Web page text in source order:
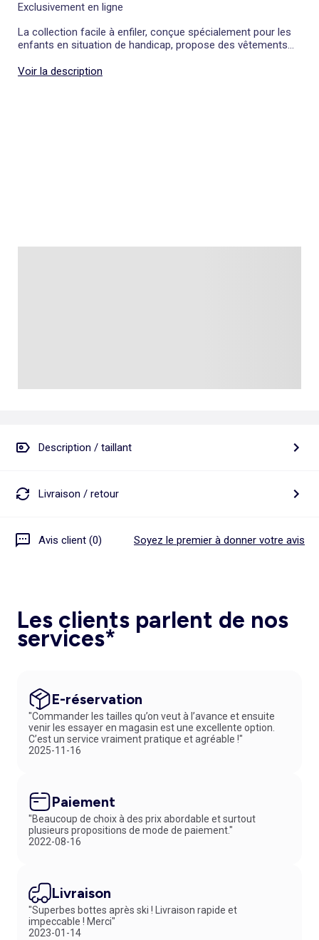
Exclusivement en ligne
La collection facile à enfiler, conçue spécialement pour les
enfants en situation de handicap, propose des vêtements
Voir la description
Description / taillant
Livraison / retour
Avis client (0) Soyez le premier à donner votre avis
Les clients parlent de nos
services*
E-réservation
"Commander les tailles qu’on veut à l’avance et ensuite
venir les essayer en magasin est une excellente option.
C’est un service vraiment pratique et agréable !"
2025-11-16
Paiement
"Beaucoup de choix à des prix abordable et surtout
plusieurs propositions de mode de paiement."
2022-08-16
Livraison
"Superbes bottes après ski ! Livraison rapide et
impeccable ! Merci"
2023-01-14